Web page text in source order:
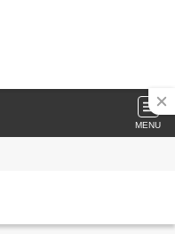
MENU